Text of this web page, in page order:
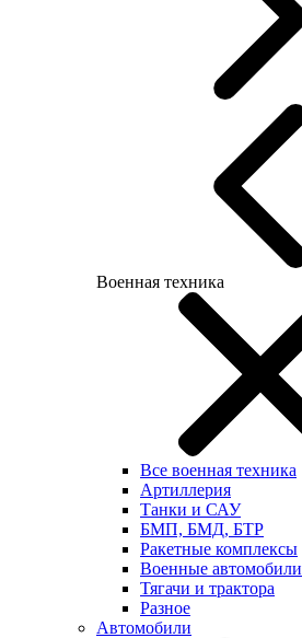
Военная техника
Все военная техника
Артиллерия
Танки и САУ
БМП, БМД, БТР
Ракетные комплексы
Военные автомобили
Тягачи и трактора
Разное
Автомобили